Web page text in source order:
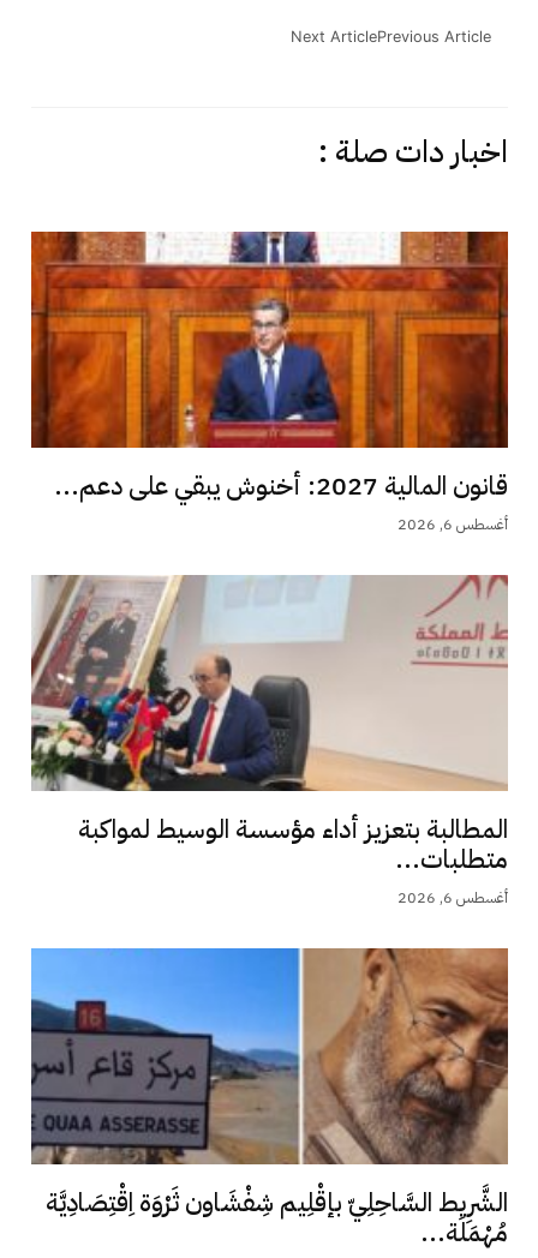
Previous Article
Next Article
اخبار دات صلة :
قانون المالية 2027: أخنوش يبقي على دعم...
أغسطس 6, 2026
المطالبة بتعزيز أداء مؤسسة الوسيط لمواكبة
متطلبات...
أغسطس 6, 2026
الشَّرِيط السَّاحِلِيّ بإقْلِيم شِفْشَاون ثَرْوَة اِقْتِصَادِيَّة
مُهْمَلَة...